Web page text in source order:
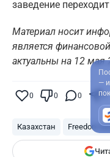
заведение
Материал носит
является
актуальны на 12 мая
0 0 0 0
Казахстан Freedom
—